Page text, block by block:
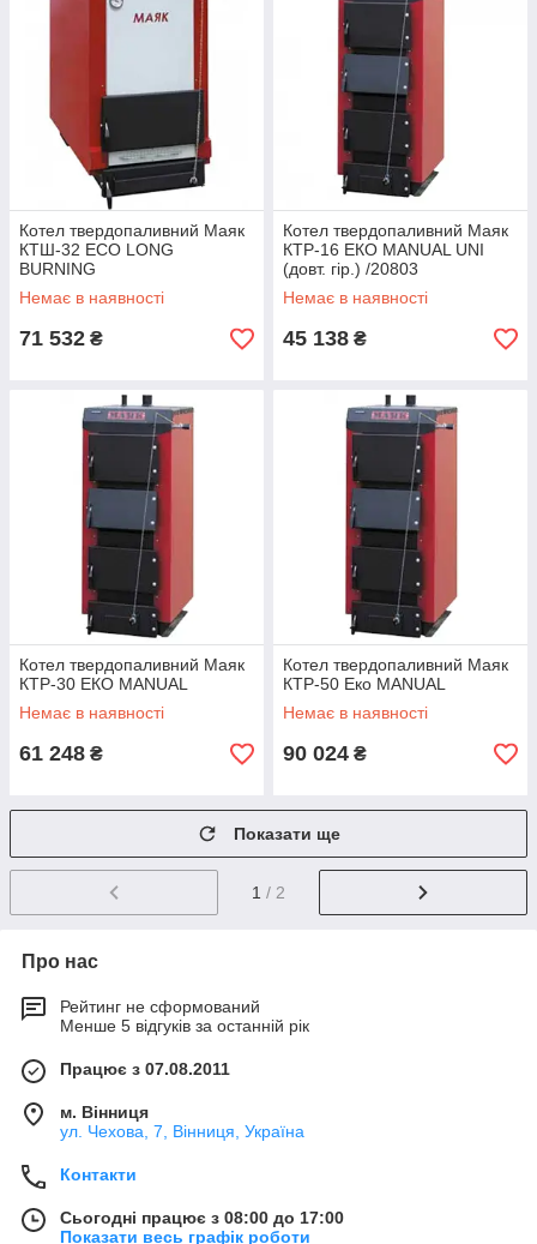
Котел твердопаливний Маяк
КТШ-32 ECO LONG
BURNING
Немає в наявності
71 532 ₴
Котел твердопаливний Маяк
КТР-16 ЕКО MANUAL UNI
(довт. гір.) /20803
Немає в наявності
45 138 ₴
Котел твердопаливний Маяк
КТР-30 ЕКО MANUAL
Немає в наявності
61 248 ₴
Котел твердопаливний Маяк
КТР-50 Еко MANUAL
Немає в наявності
90 024 ₴
Показати ще
1 / 2
Про нас
Рейтинг не сформований
Менше 5 відгуків за останній рік
Працює з 07.08.2011
м. Вінниця
ул. Чехова, 7, Вінниця, Україна
Контакти
Сьогодні працює з 08:00 до 17:00
Показати весь графік роботи